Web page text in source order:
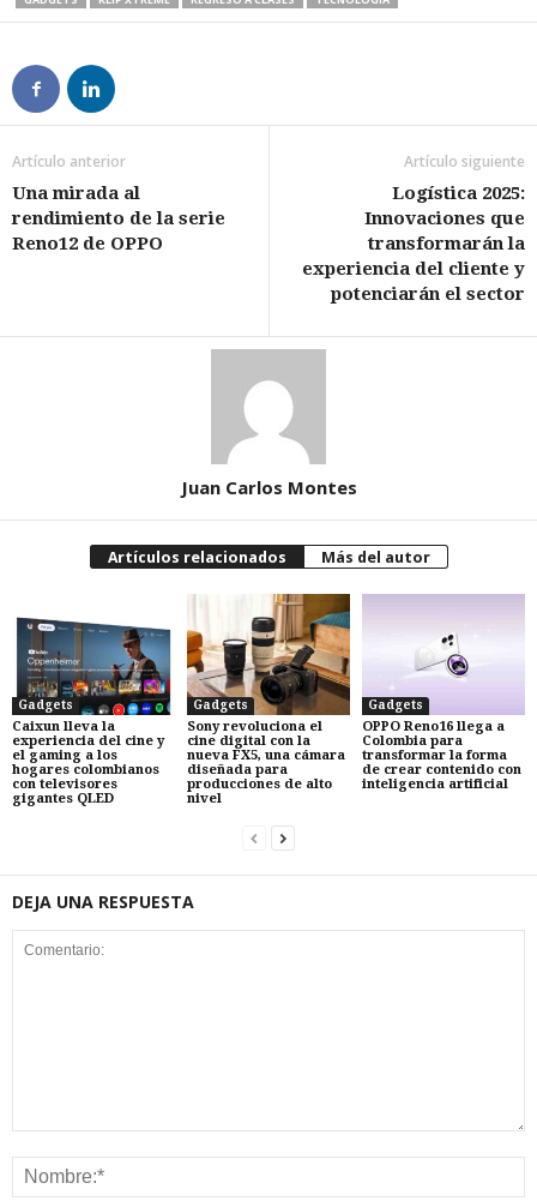
Artículo anterior
Una mirada al
rendimiento de la serie
Reno12 de OPPO
Artículo siguiente
Logística 2025:
Innovaciones que
transformarán la
experiencia del cliente y
potenciarán el sector
Juan Carlos Montes
Artículos relacionados Más del autor
Gadgets
Caixun lleva la
experiencia del cine y
el gaming a los
hogares colombianos
con televisores
gigantes QLED
Gadgets
Sony revoluciona el
cine digital con la
nueva FX5, una cámara
diseñada para
producciones de alto
nivel
Gadgets
OPPO Reno16 llega a
Colombia para
transformar la forma
de crear contenido con
inteligencia artificial
DEJA UNA RESPUESTA